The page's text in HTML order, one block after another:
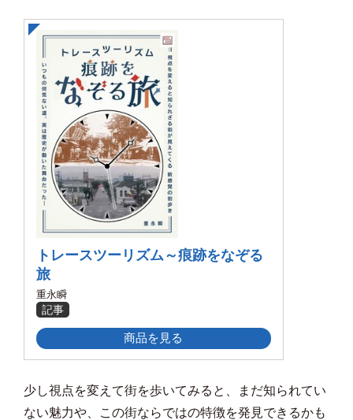
トレースツーリズム～痕跡をなぞる
旅
重永瞬
記事
商品を見る
少し視点を変えて街を歩いてみると、まだ知られてい
ない魅力や、この街ならではの特徴を発見できるかも